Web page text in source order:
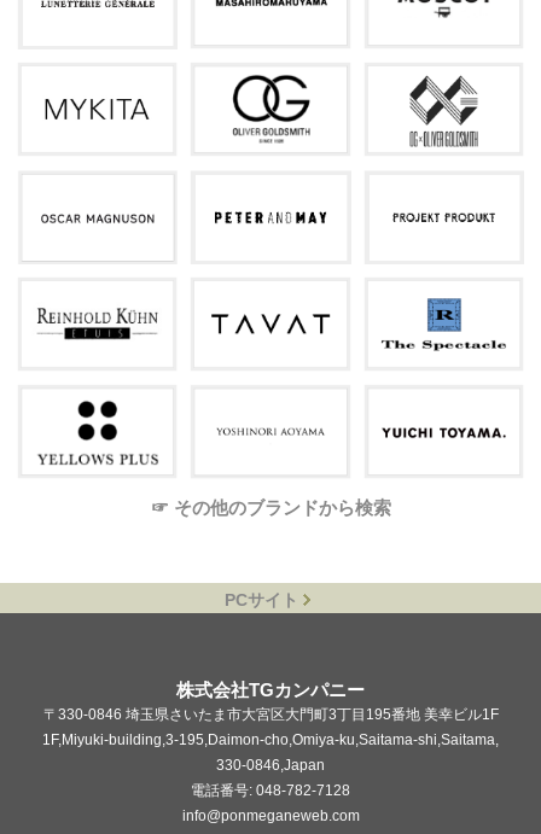
☞ その他のブランドから検索
PCサイト
株式会社TGカンパニー
〒330-0846 埼玉県さいたま市大宮区大門町3丁目195番地 美幸ビル1F
1F,Miyuki-building,3-195,Daimon-cho,Omiya-ku,Saitama-shi,Saitama,
330-0846,Japan
電話番号: 048-782-7128
info@ponmeganeweb.com